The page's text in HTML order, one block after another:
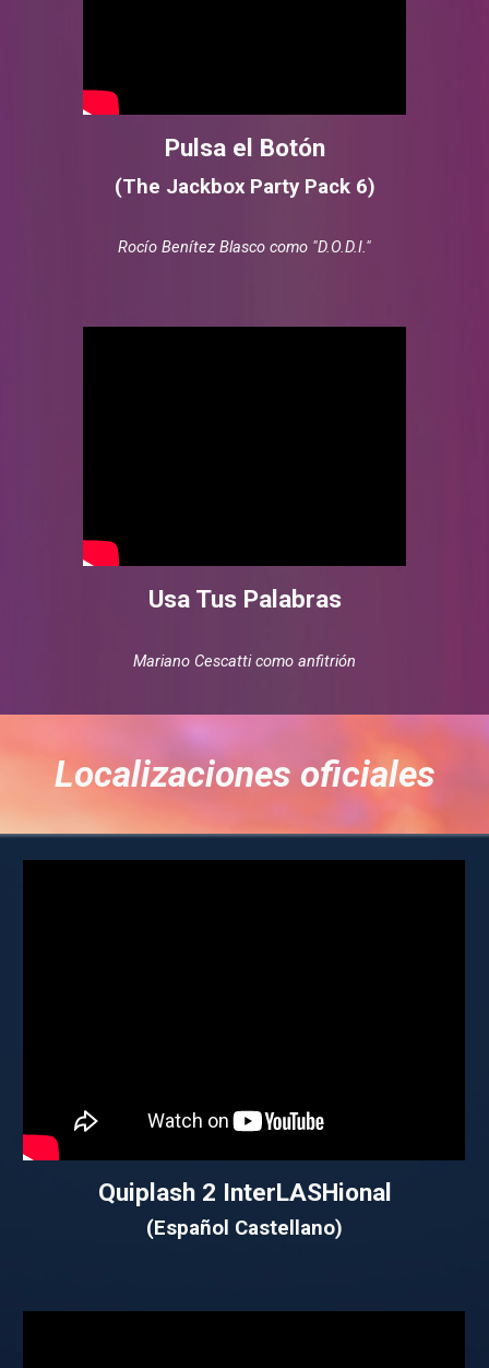
Pulsa el Botón
(The Jackbox Party Pack 6)
Rocío Benítez Blasco como "D.O.D.I."
Usa Tus Palabras
Mariano Cescatticomo anfitrión
Localizaciones oficiales
Quiplash 2 InterLASHional
(Español Castellano)